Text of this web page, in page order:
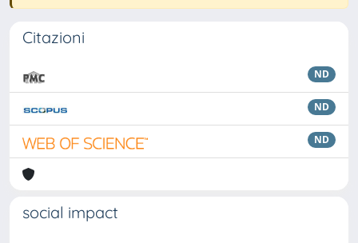
Citazioni
ND
ND
ND
social impact